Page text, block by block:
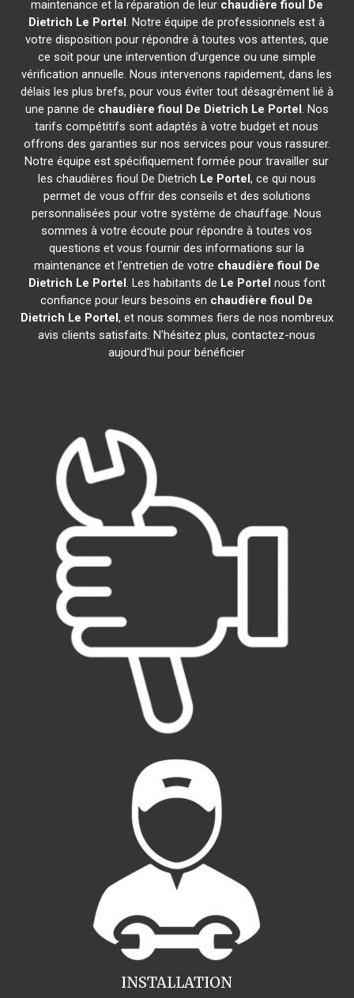
maintenance et la réparation de leur chaudière fioul De
Dietrich Le Portel. Notre équipe de professionnels est à
votre disposition pour répondre à toutes vos attentes, que
ce soit pour une intervention d'urgence ou une simple
vérification annuelle. Nous intervenons rapidement, dans les
délais les plus brefs, pour vous éviter tout désagrément lié à
une panne de chaudière fioul De Dietrich Le Portel. Nos
tarifs compétitifs sont adaptés à votre budget et nous
offrons des garanties sur nos services pour vous rassurer.
Notre équipe est spécifiquement formée pour travailler sur
les chaudières fioul De Dietrich Le Portel, ce qui nous
permet de vous offrir des conseils et des solutions
personnalisées pour votre système de chauffage. Nous
sommes à votre écoute pour répondre à toutes vos
questions et vous fournir des informations sur la
maintenance et l'entretien de votre chaudière fioul De
Dietrich Le Portel. Les habitants de Le Portel nous font
confiance pour leurs besoins en chaudière fioul De
Dietrich Le Portel, et nous sommes fiers de nos nombreux
avis clients satisfaits. N'hésitez plus, contactez-nous
aujourd'hui pour bénéficier
INSTALLATION